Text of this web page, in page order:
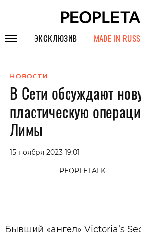
ЭКСКЛЮЗИВ
СПЕЦПРОЕКТЫ
ИНТЕРВЬЮ
ПОКОЛЕНИЕ
MADE IN
НОВОСТИ
В Сети обсуждают
пластическую
Лимы
15 ноября 2023 19:01
PEOPLETALK
Бывший «ангел» Victoria’s